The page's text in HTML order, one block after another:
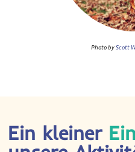
Photo by Scott
Ein kleiner